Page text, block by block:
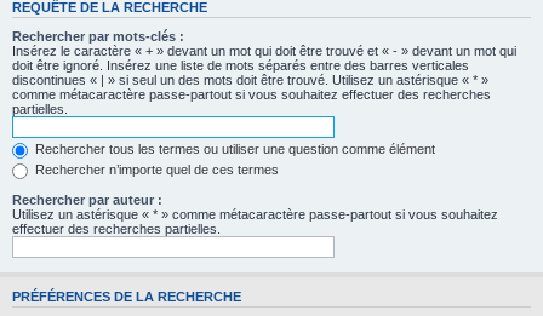
REQUÊTE DE LA RECHERCHE
Rechercher par mots-clés :
Insérez le caractère « + » devant un mot qui doit être trouvé et « - » devant un mot qui
doit être ignoré. Insérez une liste de mots séparés entre des barres verticales
discontinues « | » si seul un des mots doit être trouvé. Utilisez un astérisque « * »
comme métacaractère passe-partout si vous souhaitez effectuer des recherches
partielles.
Rechercher tous les termes ou utiliser une question comme élément
Rechercher n’importe quel de ces termes
Rechercher par auteur :
Utilisez un astérisque « * » comme métacaractère passe-partout si vous souhaitez
effectuer des recherches partielles.
PRÉFÉRENCES DE LA RECHERCHE